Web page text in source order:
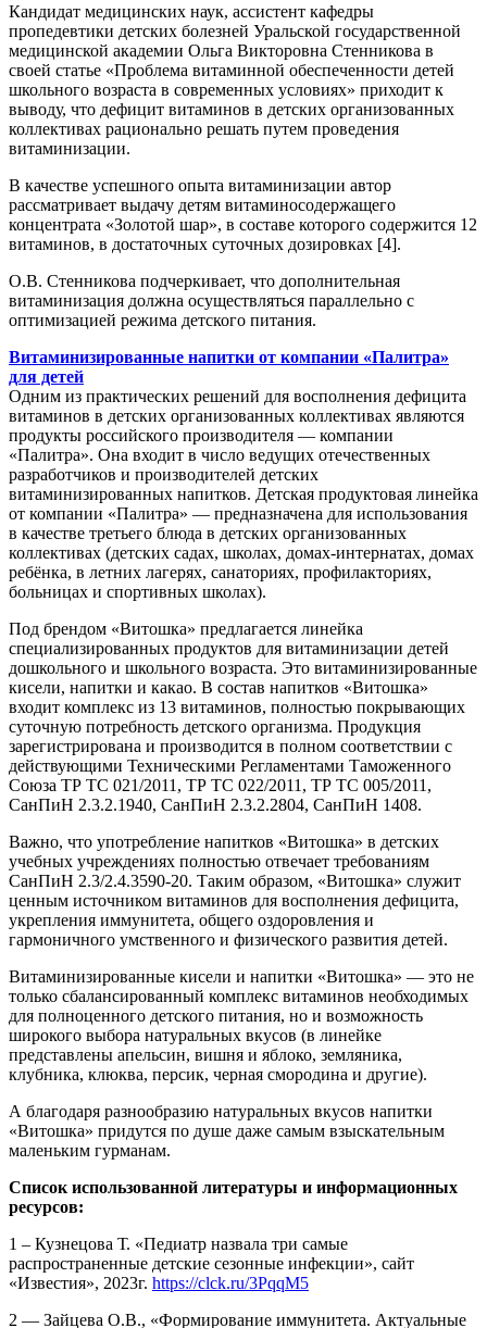
Кандидат медицинских наук, ассистент кафедры
пропедевтики детских болезней Уральской государственной
медицинской академии Ольга Викторовна Стенникова в
своей статье «Проблема витаминной обеспеченности детей
школьного возраста в современных условиях» приходит к
выводу, что дефицит витаминов в детских организованных
коллективах рационально решать путем проведения
витаминизации.
В качестве успешного опыта витаминизации автор
рассматривает выдачу детям витаминосодержащего
концентрата «Золотой шар», в составе которого содержится 12
витаминов, в достаточных суточных дозировках [4].
О.В. Стенникова подчеркивает, что дополнительная
витаминизация должна осуществляться параллельно с
оптимизацией режима детского питания.
Витаминизированные напитки от компании «Палитра»
для детей
Одним из практических решений для восполнения дефицита
витаминов в детских организованных коллективах являются
продукты российского производителя — компании
«Палитра». Она входит в число ведущих отечественных
разработчиков и производителей детских
витаминизированных напитков. Детская продуктовая линейка
от компании «Палитра» — предназначена для использования
в качестве третьего блюда в детских организованных
коллективах (детских садах, школах, домах-интернатах, домах
ребёнка, в летних лагерях, санаториях, профилакториях,
больницах и спортивных школах).
Под брендом «Витошка» предлагается линейка
специализированных продуктов для витаминизации детей
дошкольного и школьного возраста. Это витаминизированные
кисели, напитки и какао. В состав напитков «Витошка»
входит комплекс из 13 витаминов, полностью покрывающих
суточную потребность детского организма. Продукция
зарегистрирована и производится в полном соответствии с
действующими Техническими Регламентами Таможенного
Союза ТР ТС 021/2011, ТР ТС 022/2011, ТР ТС 005/2011,
СанПиН 2.3.2.1940, СанПиН 2.3.2.2804, СанПиН 1408.
Важно, что употребление напитков «Витошка» в детских
учебных учреждениях полностью отвечает требованиям
СанПиН 2.3/2.4.3590-20. Таким образом, «Витошка» служит
ценным источником витаминов для восполнения дефицита,
укрепления иммунитета, общего оздоровления и
гармоничного умственного и физического развития детей.
Витаминизированные кисели и напитки «Витошка» — это не
только сбалансированный комплекс витаминов необходимых
для полноценного детского питания, но и возможность
широкого выбора натуральных вкусов (в линейке
представлены апельсин, вишня и яблоко, земляника,
клубника, клюква, персик, черная смородина и другие).
А благодаря разнообразию натуральных вкусов напитки
«Витошка» придутся по душе даже самым взыскательным
маленьким гурманам.
Список использованной литературы и информационных
ресурсов:
1 – Кузнецова Т. «Педиатр назвала три самые
распространенные детские сезонные инфекции», сайт
«Известия», 2023г. https://clck.ru/3PqqM5
2 — Зайцева О.В., «Формирование иммунитета. Актуальные